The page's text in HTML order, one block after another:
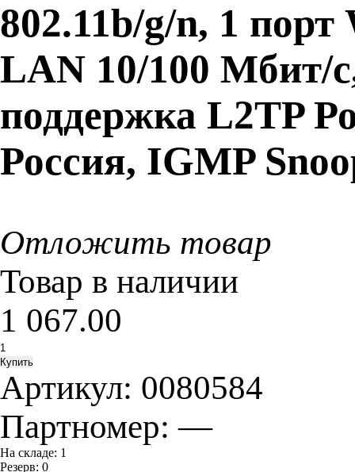
802.11b/g/n, 1
LAN 10/100 Мбит/
поддержка L2TP
Россия, IGMP
Отложить товар
Товар в наличии
1 067.00
Артикул: 0080584
Партномер:—
На складе: 1
Резерв: 0